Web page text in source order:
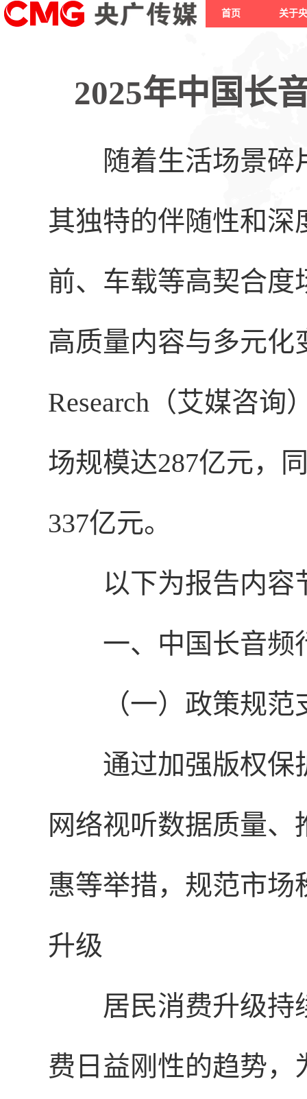
首页 关于
2025年中国长
随着生活场景碎
其独特的伴随性和
前、车载等高契合
高质量内容与多元化
Research（艾媒咨询
场规模达287亿元，
337亿元。
以下为报告内容
一、中国长音频
（一）政策规范
通过加强版权保
网络视听数据质量
惠等举措，规范市场
升级
居民消费升级持
费日益刚性的趋势